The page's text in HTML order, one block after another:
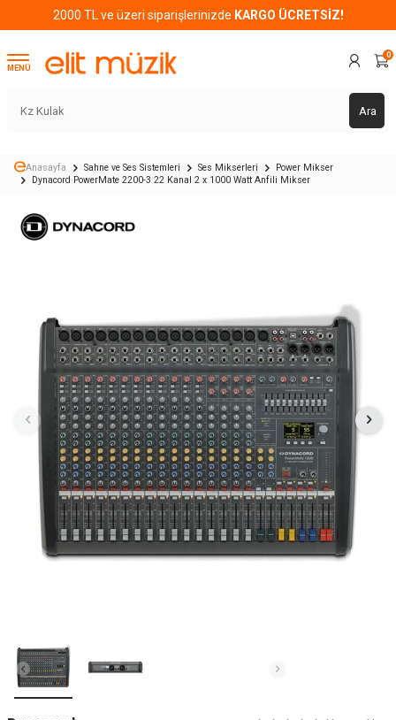
2000 TL ve üzeri siparişlerinizde KARGO ÜCRETSİZ!
MENÜ
Ara
0
Anasayfa Sahne ve Ses Sistemleri Ses Mikserleri
Power Mikser
Dynacord PowerMate 2200-3 22 Kanal 2 x 1000 Watt Anfili Mikser